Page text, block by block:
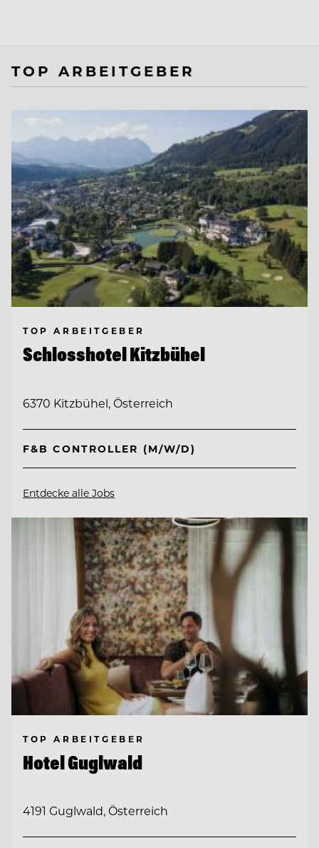
TOP ARBEITGEBER
TOP ARBEITGEBER
Schlosshotel Kitzbühel
6370 Kitzbühel, Österreich
F&B CONTROLLER (M/W/D)
Entdecke alle Jobs
TOP ARBEITGEBER
Hotel Guglwald
4191 Guglwald, Österreich